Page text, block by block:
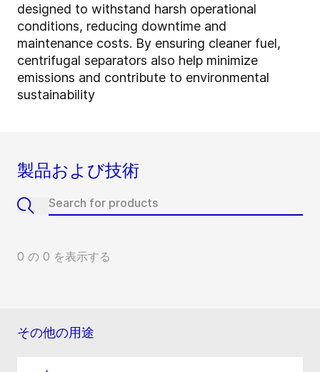
designed to withstand harsh operational
conditions, reducing downtime and
maintenance costs. By ensuring cleaner fuel,
centrifugal separators also help minimize
emissions and contribute to environmental
sustainability
製品および技術
0 の 0 を表示する
その他の用途